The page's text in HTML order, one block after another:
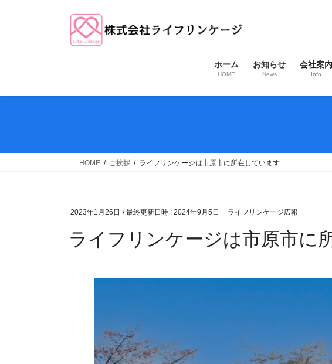
ホーム
HOME
お知らせ
News
会社案内
Info
HOME ご挨拶 ライフリンケージは市原市に所在しています
2023年1月26日 / 最終更新日時 : 2024年9月5日 ライフリンケージ広報
ライフリンケージは市原市に